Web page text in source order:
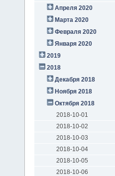
Апреля 2020
Марта 2020
Февраля 2020
Января 2020
2019
2018
Декабря 2018
Ноября 2018
Октября 2018
2018-10-01
2018-10-02
2018-10-03
2018-10-04
2018-10-05
2018-10-06